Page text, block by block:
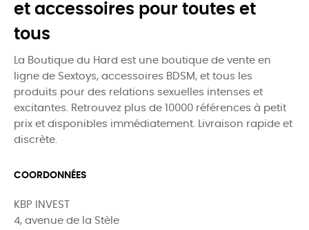
et accessoires pour toutes et
tous
La Boutique du Hard est une boutique de vente en
ligne de Sextoys, accessoires BDSM, et tous les
produits pour des relations sexuelles intenses et
excitantes. Retrouvez plus de 10000 références à petit
prix et disponibles immédiatement. Livraison rapide et
discrète.
COORDONNÉES
KBP INVEST
4, avenue de la Stèle